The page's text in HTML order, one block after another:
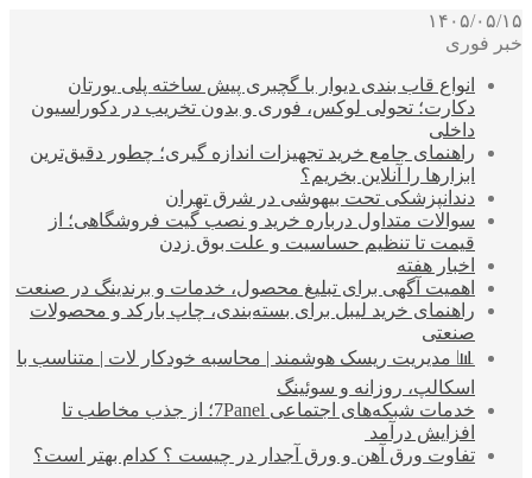
۱۴۰۵/۰۵/۱۵
خبر فوری
انواع قاب بندی دیوار با گچبری پیش ساخته پلی یورتان
دکارت؛ تحولی لوکس، فوری و بدون تخریب در دکوراسیون
داخلی
راهنمای جامع خرید تجهیزات اندازه گیری؛ چطور دقیق‌ترین
ابزارها را آنلاین بخریم؟
دندانپزشکی تحت بیهوشی در شرق تهران
سوالات متداول درباره خرید و نصب گیت فروشگاهی؛ از
قیمت تا تنظیم حساسیت و علت بوق زدن
اخبار هفته
اهمیت آگهی برای تبلیغ محصول، خدمات و برندینگ در صنعت
راهنمای خرید لیبل برای بسته‌بندی، چاپ بارکد و محصولات
صنعتی
📊 مدیریت ریسک هوشمند | محاسبه خودکار لات | متناسب با
اسکالپ، روزانه و سوئینگ
خدمات شبکه‌های اجتماعی 7Panel؛ از جذب مخاطب تا
افزایش درآمد
تفاوت ورق آهن و ورق آجدار در چیست ؟ کدام بهتر است؟